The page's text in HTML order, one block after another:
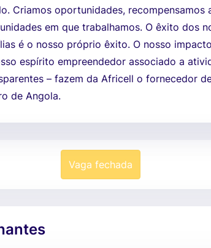
Criamos oportunidades, recompensamos
em que trabalhamos. O êxito dos
é o nosso próprio êxito. O nosso
espírito empreendedor associado a
– fazem da Africell o fornecedor
de Angola.
Vaga fechada